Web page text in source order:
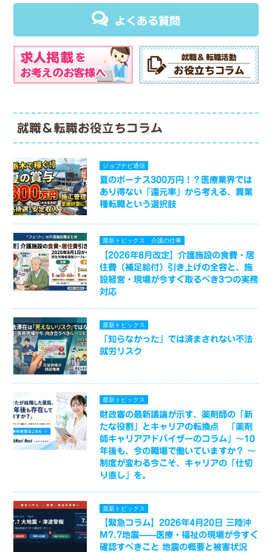
よくある質問
就職＆転職お役立ちコラム
ジョブナビ通信
夏のボーナス300万円！？医療業界では
あり得ない「還元率」から考える、異業
種転職という選択肢
最新トピックス 介護の仕事
【2026年8月改定】介護施設の食費・居
住費（補足給付）引き上げの全容と、施
設経営・現場が今すぐ取るべき3つの実務
対応
最新トピックス
「知らなかった」では済まされない不法
就労リスク
最新トピックス
財政審の最新議論が示す、薬剤師の「新
たな役割」とキャリアの転換点 「薬剤
師キャリアアドバイザーのコラム」～10
年後も、今の職場で働いていますか？ ～
制度が変わる今こそ、キャリアの「仕切
り直し」を。
最新トピックス
【緊急コラム】2026年4月20日 三陸沖
M7.7地震——医療・福祉の現場が今すぐ
確認すべきこと 地震の概要と被害状況